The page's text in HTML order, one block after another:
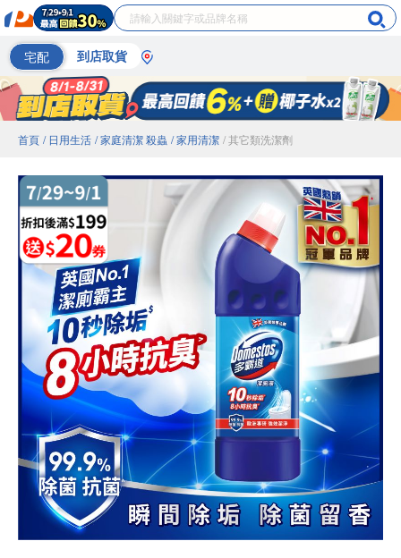
宅配 到店取貨
首頁 / 日用生活 / 家庭清潔 殺蟲 / 家用清潔 / 其它類洗潔劑